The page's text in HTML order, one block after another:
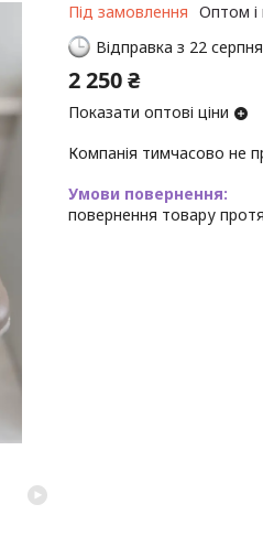
Під замовлення Оптом і
Відправка з 22
2 250 ₴
Показати оптові ціни
Компанія тимчасово не
повернення товару